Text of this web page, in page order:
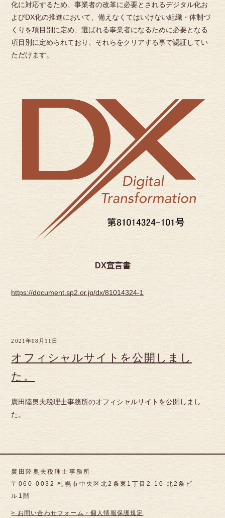
化に対応するため、事業者の改革に必要とされるデジタル化お
よびDX化の推進において、備えなくてはいけない組織・体制づ
くりを項目別に定め、選ばれる事業者になるために必要となる
項目別に定められており、それらをクリアする事で認証してい
ただけます。
DX宣言書
https://document.sp2.or.jp/dx/81014324-1
2021年08月11日
オフィシャルサイトを公開しまし
た。
廣田陸奥夫税理士事務所のオフィシャルサイトを公開しまし
た。
廣田陸奥夫税理士事務所
〒060-0032 札幌市中央区北2条東1丁目2-10 北2条ビ
ル1階
> お問い合わせフォーム・個人情報保護規定